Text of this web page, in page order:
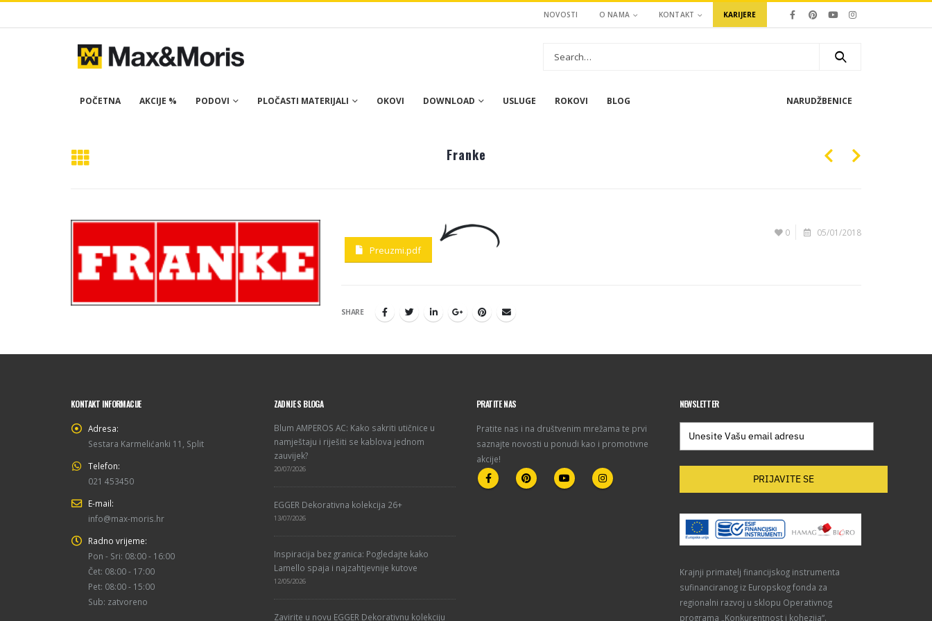
NOVOSTI O NAMA KONTAKT KARIJERE
POČETNA AKCIJE % PODOVI PLOČASTI MATERIJALI OKOVI DOWNLOAD USLUGE ROKOVI BLOG NARUDŽBENICE
Franke
0 05/01/2018
Preuzmi.pdf
SHARE
KONTAKT INFORMACIJE
Adresa:
Sestara Karmelićanki 11, Split
Telefon:
021 453450
E-mail:
info@max-moris.hr
Radno vrijeme:
Pon - Sri: 08:00 - 16:00
Čet: 08:00 - 17:00
Pet: 08:00 - 15:00
Sub: zatvoreno
ZADNJE S BLOGA
Blum AMPEROS AC: Kako sakriti utičnice u
namještaju i riješiti se kablova jednom
zauvijek?
20/07/2026
EGGER Dekorativna kolekcija 26+
13/07/2026
Inspiracija bez granica: Pogledajte kako
Lamello spaja i najzahtjevnije kutove
12/05/2026
Zavirite u novu EGGER Dekorativnu kolekciju
PRATITE NAS
Pratite nas i na društvenim mrežama te prvi
saznajte novosti u ponudi kao i promotivne
akcije!
NEWSLETTER
PRIJAVITE SE
Krajnji primatelj financijskog instrumenta
sufinanciranog iz Europskog fonda za
regionalni razvoj u sklopu Operativnog
programa „Konkurentnost i kohezija“.